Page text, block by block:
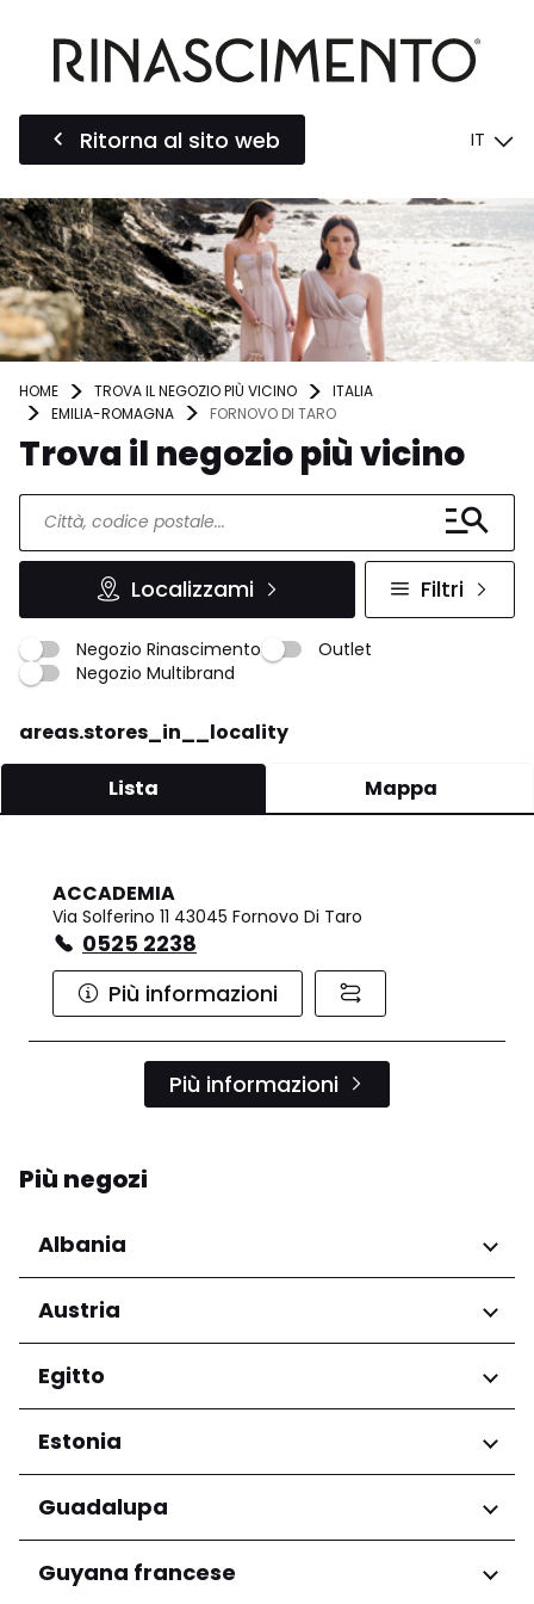
Ritorna al sito web IT
HOME TROVA IL NEGOZIO PIÙ VICINO
ITALIA
EMILIA-ROMAGNA
FORNOVO DI TARO
Trova il negozio più vicino
Localizzami Filtri
Negozio Rinascimento
Outlet
Negozio Multibrand
areas.stores_in__locality
Lista Mappa
ACCADEMIA
Via Solferino 11 43045 Fornovo Di Taro
0525 2238
Più informazioni
Più informazioni
Più negozi
Albania
Regioni
Qarku i Tiranës
Austria
Regioni
Niederösterreich
Salzburg
Wien
Egitto
Regioni
Governatorato del Cairo
Estonia
Regioni
Harju maakond
Tartu maakond
Guadalupa
Regioni
Guyana francese